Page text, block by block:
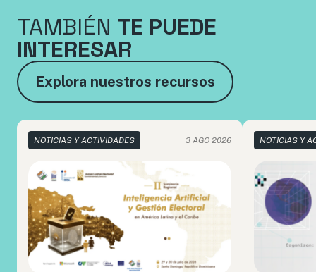
TAMBIÉN TE PUEDE
INTERESAR
Explora nuestros recursos
NOTICIAS Y ACTIVIDADES 3 AGO 2026 NOTICIAS Y